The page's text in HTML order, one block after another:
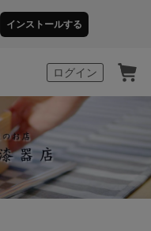
インストールする
ログイン